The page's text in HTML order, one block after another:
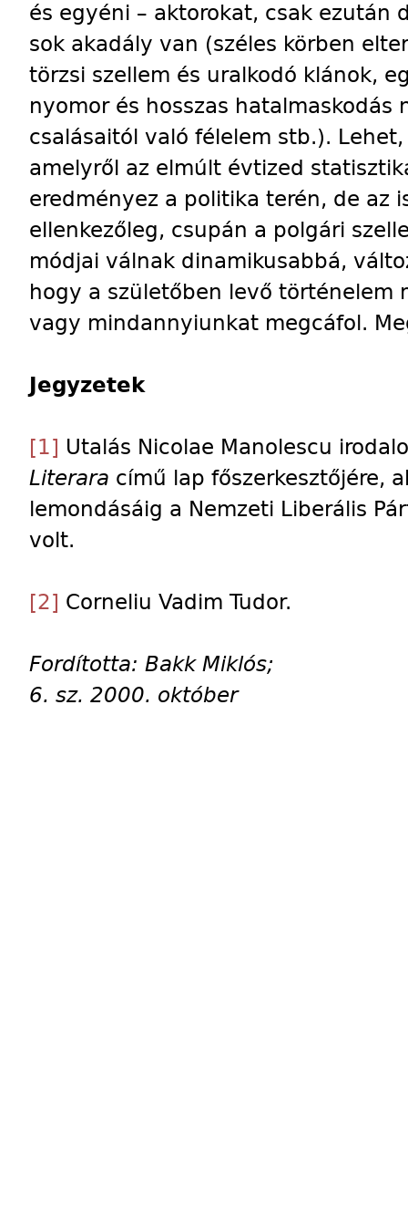
és egyéni – aktorokat, csak ezután
sok akadály van (széles körben
törzsi szellem és uralkodó klánok,
nyomor és hosszas hatalmaskodás
csalásaitól való félelem stb.).
amelyről az elmúlt évtized
eredményez a politika terén, de az
ellenkezőleg, csupán a polgári
módjai válnak dinamikusabbá,
hogy a születőben levő történelem
vagy mindannyiunkat megcáfol.
Jegyzetek
[1] Utalás Nicolae Manolescu
Literara című lap főszerkesztőjére,
lemondásáig a Nemzeti Liberális
volt.
[2] Corneliu Vadim Tudor.
Fordította: Bakk Miklós;
6. sz. 2000. október